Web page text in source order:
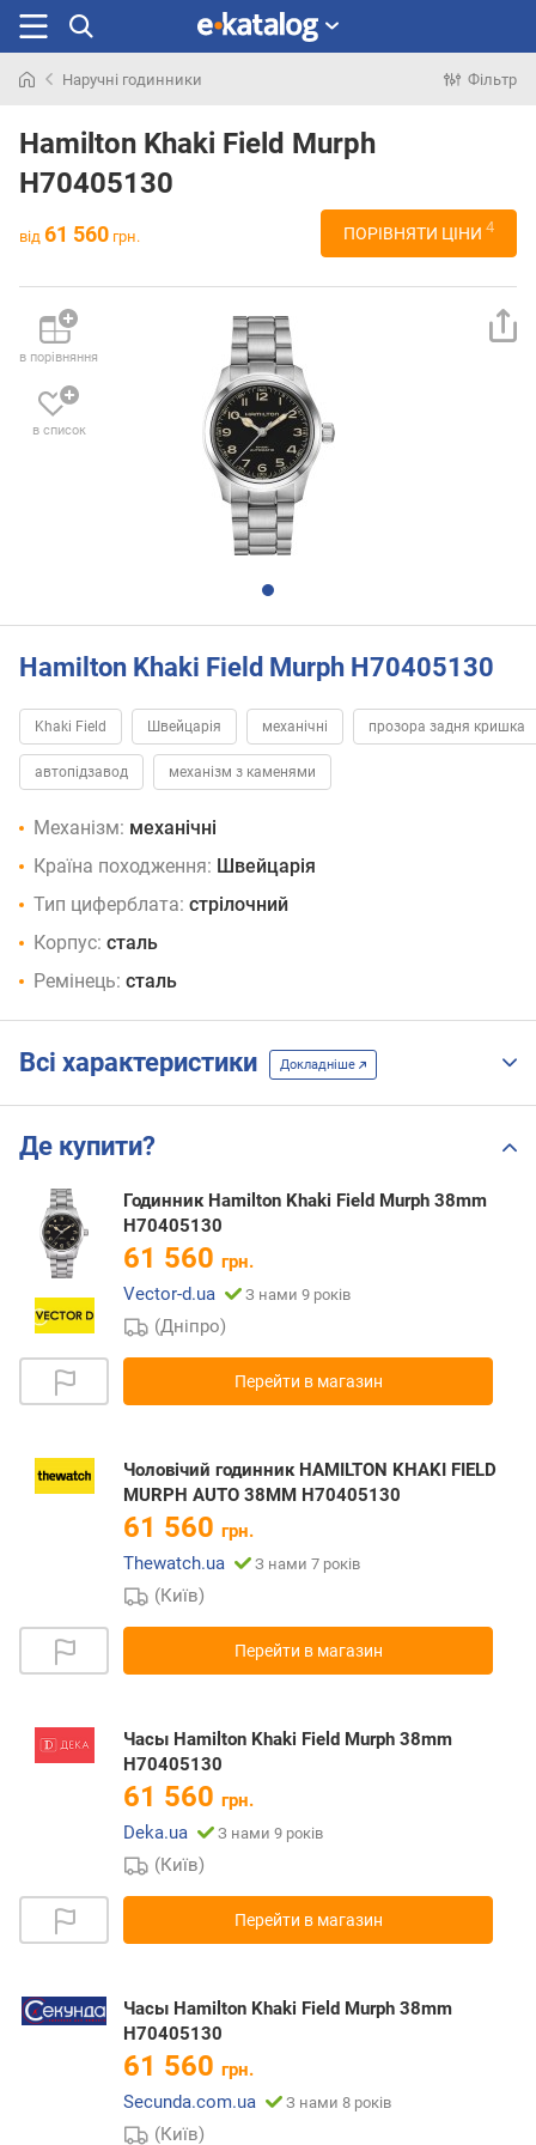
раніше
Наручні годинники Фільтр
Hamilton Khaki Field Murph
H70405130
від 61 560 грн. ПОРІВНЯТИ ЦІНИ 4
в порівняння
в список
Hamilton Khaki Field Murph H70405130
Khaki Field Швейцарія механічні прозора задня кришка
автопідзавод механізм з каменями
Механізм: механічні
Країна походження: Швейцарія
Тип циферблата: стрілочний
Корпус: сталь
Ремінець: сталь
Всі характеристики Докладніше
Де купити?
Годинник Hamilton Khaki Field Murph 38mm
H70405130
61 560 грн.
Vector-d.ua
З нами 9 років
(Дніпро)
Перейти в магазин
Чоловічий годинник HAMILTON KHAKI FIELD
MURPH AUTO 38MM H70405130
61 560 грн.
Thewatch.ua
З нами 7 років
(Київ)
Перейти в магазин
Часы Hamilton Khaki Field Murph 38mm
H70405130
61 560 грн.
Deka.ua
З нами 9 років
(Київ)
Перейти в магазин
Часы Hamilton Khaki Field Murph 38mm
H70405130
61 560 грн.
Secunda.com.ua
З нами 8 років
(Київ)